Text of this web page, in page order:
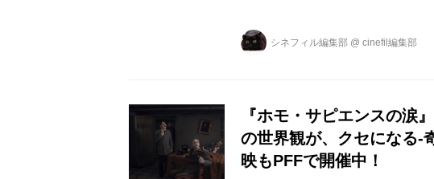
本映画祭で各２回ずつ上映されまし
藤 工（俳優・映画監督） 樋口泰人（
シネフィル編集部 @ cinefil編集部
『ホモ・サピエンスの涙
の世界観が、クセになる-
映もPFFで開催中！